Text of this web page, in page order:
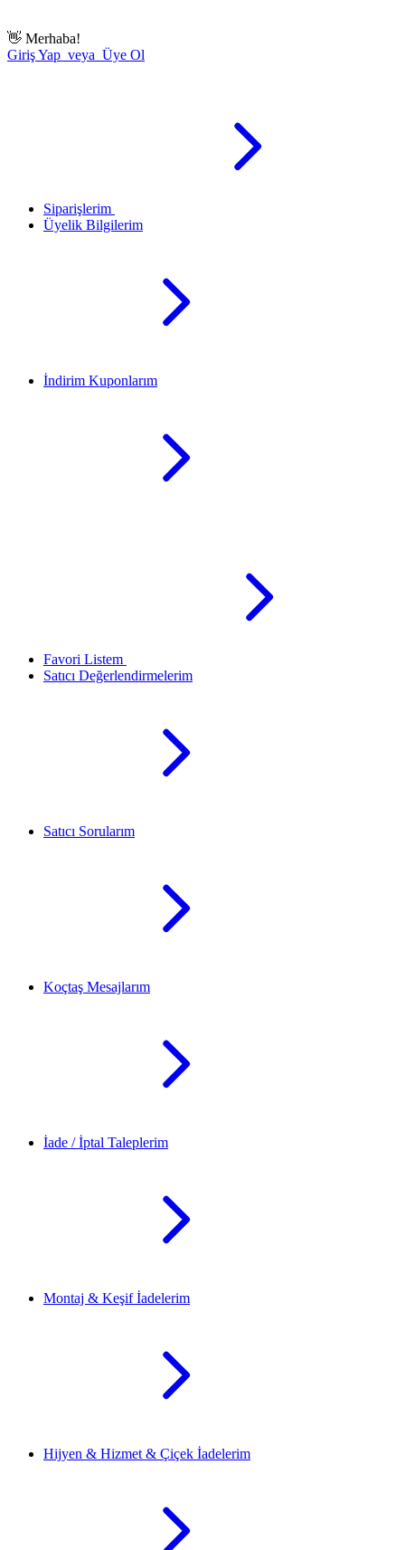
👋 Merhaba!
Giriş Yap veya Üye Ol
Siparişlerim
Üyelik Bilgilerim
İndirim Kuponlarım
Favori Listem
Satıcı Değerlendirmelerim
Satıcı Sorularım
Koçtaş Mesajlarım
İade / İptal Taleplerim
Montaj & Keşif İadelerim
Hijyen & Hizmet & Çiçek İadelerim